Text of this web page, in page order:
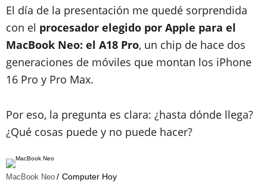
El día de la presentación me quedé sorprendida
con el procesador elegido por Apple para el
MacBook Neo: el A18 Pro, un chip de hace dos
generaciones de móviles que montan los iPhone
16 Pro y Pro Max.
Por eso, la pregunta es clara: ¿hasta dónde llega?
¿Qué cosas puede y no puede hacer?
MacBook Neo Computer Hoy